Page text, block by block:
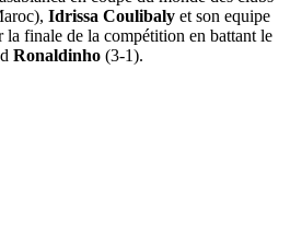
Idrissa Coulibaly et son equipe
finale de la compétition en battant le
Ronaldinho (3-1).